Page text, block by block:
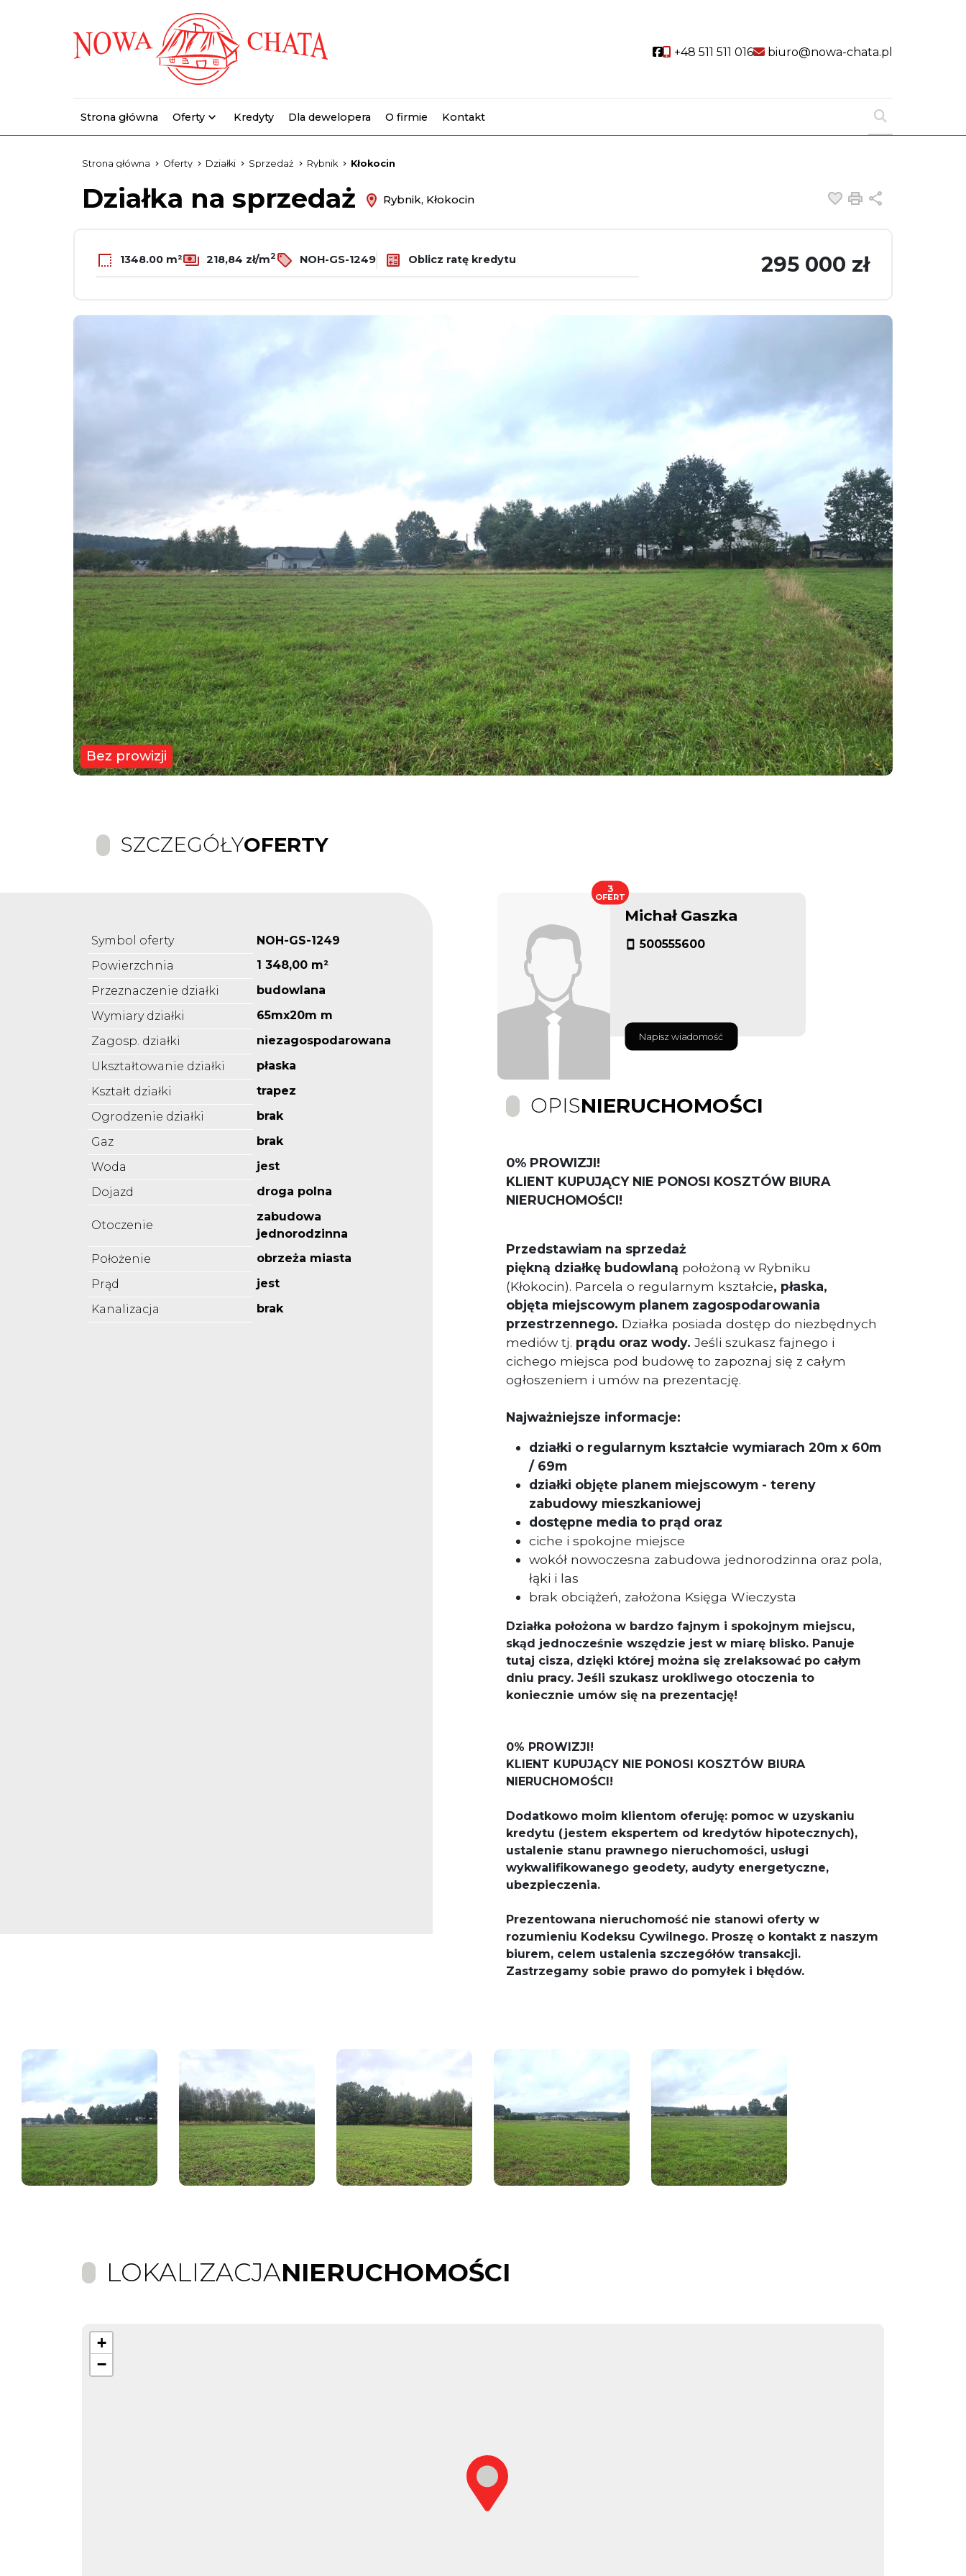
Social link
+48 511 511 016 biuro@nowa-chata.pl
Strona główna Oferty Kredyty Dla dewelopera O firmie Kontakt
Strona główna Oferty Działki Sprzedaż Rybnik Kłokocin
Działka na sprzedaż Rybnik, Kłokocin Dodaj do
Drukuj
1348.00 m² 218,84 zł/m2 NOH-GS-1249 Oblicz ratę kredytu 295 000 zł
Bez prowizji
SZCZEGÓŁYOFERTY
Symbol oferty
NOH-GS-1249
Powierzchnia
1 348,00 m²
Przeznaczenie działki
budowlana
Wymiary działki
65mx20m m
Zagosp. działki
niezagospodarowana
Ukształtowanie działki
płaska
Kształt działki
trapez
Ogrodzenie działki
brak
Gaz
brak
Woda
jest
Dojazd
droga polna
Otoczenie
zabudowa
jednorodzinna
Położenie
obrzeża miasta
Prąd
jest
Kanalizacja
brak
Michał Gaszka
500555600
Napisz wiadomość
3
OFERT
OPISNIERUCHOMOŚCI
0% PROWIZJI!
KLIENT KUPUJĄCY NIE PONOSI KOSZTÓW BIURA
NIERUCHOMOŚCI!
Przedstawiam na sprzedaż
piękną działkę budowlaną położoną w Rybniku
(Kłokocin). Parcela o regularnym kształcie, płaska,
objęta miejscowym planem zagospodarowania
przestrzennego. Działka posiada dostęp do niezbędnych
mediów tj. prądu oraz wody. Jeśli szukasz fajnego i
cichego miejsca pod budowę to zapoznaj się z całym
ogłoszeniem i umów na prezentację.
Najważniejsze informacje:
działki o regularnym kształcie wymiarach 20m x 60m
/ 69m
działki objęte planem miejscowym - tereny
zabudowy mieszkaniowej
dostępne media to prąd oraz
ciche i spokojne miejsce
wokół nowoczesna zabudowa jednorodzinna oraz pola,
łąki i las
brak obciążeń, założona Księga Wieczysta
Działka położona w bardzo fajnym i spokojnym miejscu,
skąd jednocześnie wszędzie jest w miarę blisko. Panuje
tutaj cisza, dzięki której można się zrelaksować po całym
dniu pracy. Jeśli szukasz urokliwego otoczenia to
koniecznie umów się na prezentację!
0% PROWIZJI!
KLIENT KUPUJĄCY NIE PONOSI KOSZTÓW BIURA
NIERUCHOMOŚCI!
Dodatkowo moim klientom oferuję: pomoc w uzyskaniu
kredytu (jestem ekspertem od kredytów hipotecznych),
ustalenie stanu prawnego nieruchomości, usługi
wykwalifikowanego geodety, audyty energetyczne,
ubezpieczenia.
​Prezentowana nieruchomość nie stanowi oferty w
rozumieniu Kodeksu Cywilnego. Proszę o kontakt z naszym
biurem, celem ustalenia szczegółów transakcji.
Zastrzegamy sobie prawo do pomyłek i błędów.
LOKALIZACJANIERUCHOMOŚCI
+
−